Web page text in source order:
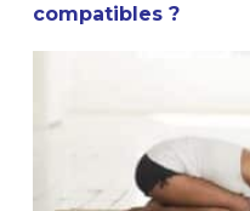
compatibles ?
Conseil sportif : Faut-il